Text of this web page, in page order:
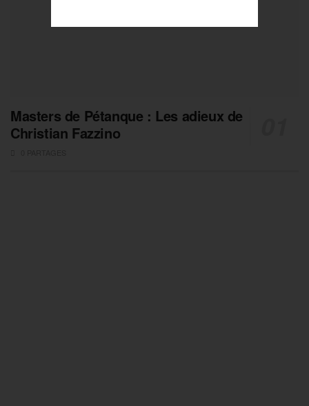
Masters de Pétanque : Les adieux de
Christian Fazzino